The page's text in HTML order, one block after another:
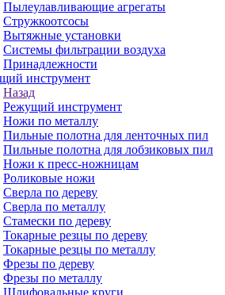
Пылеулавливающие агрегаты
Стружкоотсосы
Вытяжные установки
Системы фильтрации воздуха
Принадлежности
инструмент
Назад
Режущий инструмент
Ножи по металлу
Пильные полотна для ленточных пил
Пильные полотна для лобзиковых пил
Ножи к пресс-ножницам
Роликовые ножи
Сверла по дереву
Сверла по металлу
Стамески по дереву
Токарные резцы по дереву
Токарные резцы по металлу
Фрезы по дереву
Фрезы по металлу
Шлифовальные круги